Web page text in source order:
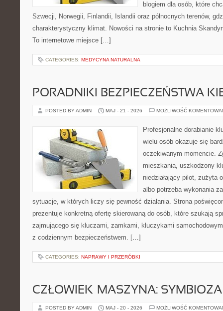
blogiem dla osób, które
Szwecji, Norwegii, Finlandii, Islandii oraz północnych terenów,
charakterystyczny klimat. Nowości na stronie to Kuchnia
To internetowe miejsce […]
CATEGORIES: MEDYCYNA NATURALNA
PORADNIKI BEZPIECZEŃSTWA
POSTED BY ADMIN MAJ - 21 - 2026 MOŻLIWOŚĆ
Profesjonalne dorabianie
wielu osób okazuje się
oczekiwanym momencie.
mieszkania, uszkodzony
niedziałający pilot, zużyta
albo potrzeba wykonania
sytuacje, w których liczy się pewność działania. Strona
prezentuje konkretną ofertę skierowaną do osób, które szukają
zajmującego się kluczami, zamkami, kluczykami
z codziennym bezpieczeństwem. […]
CATEGORIES: NAPRAWY I PRZERÓBKI
CZŁOWIEK–MASZYNA: SYMBIOZA
POSTED BY ADMIN MAJ - 20 - 2026 MOŻLIWOŚĆ